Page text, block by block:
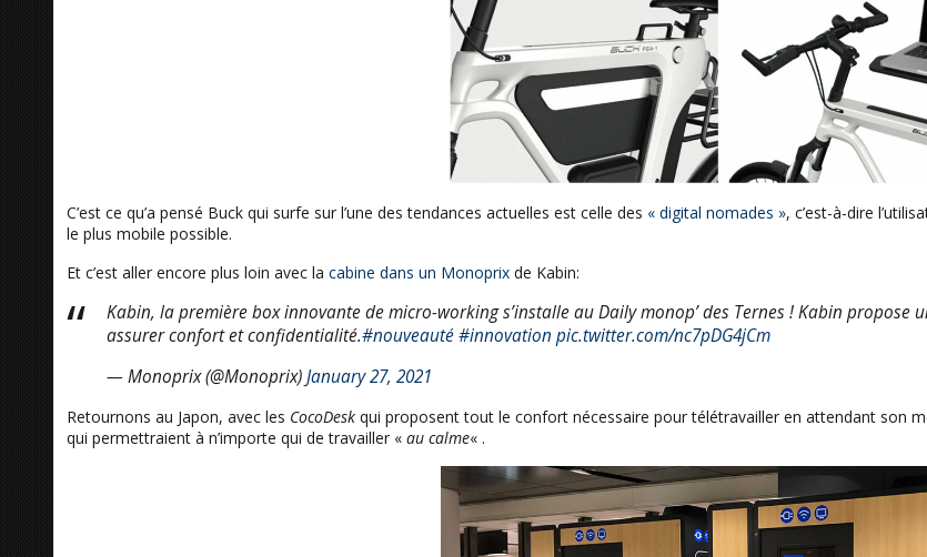
C’est ce qu’a pensé Buck qui surfe sur l’une des tendances actuelles est celle des « digital nomades », c’est-à-dire
le plus mobile possible.
Et c’est aller encore plus loin avec la cabine dans un Monoprix de Kabin:
Kabin, la première box innovante de micro-working s’installe au Daily monop’ des Ternes ! Kabin
assurer confort et confidentialité.#nouveauté#innovation pic.twitter.com/nc7pDG4jCm
— Monoprix (@Monoprix)January 27, 2021
Retournons au Japon, avec les CocoDesk qui proposent tout le confort nécessaire pour télétravailler en attendant son
qui permettraient à n’importe qui de travailler « au calme« .